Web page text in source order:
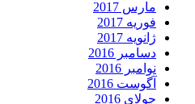
مارس 2017
فوریه 2017
ژانویه 2017
دسامبر 2016
نوامبر 2016
آگوست 2016
جولای 2016